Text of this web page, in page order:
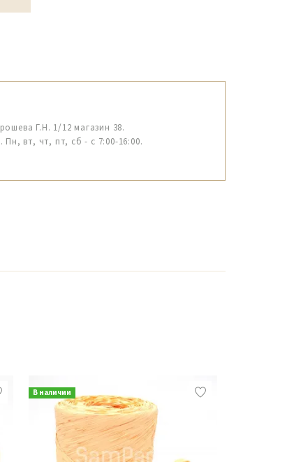
Г.Н. 1/12 магазин 38.
Пн, вт, чт, пт, сб - с 7:00-16:00.
В наличии